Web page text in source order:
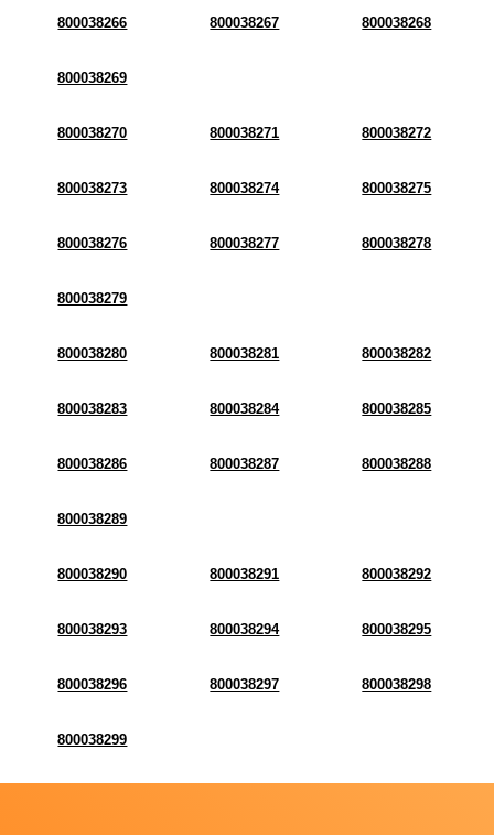
800038266 800038267 800038268
800038269
800038270 800038271 800038272
800038273 800038274 800038275
800038276 800038277 800038278
800038279
800038280 800038281 800038282
800038283 800038284 800038285
800038286 800038287 800038288
800038289
800038290 800038291 800038292
800038293 800038294 800038295
800038296 800038297 800038298
800038299